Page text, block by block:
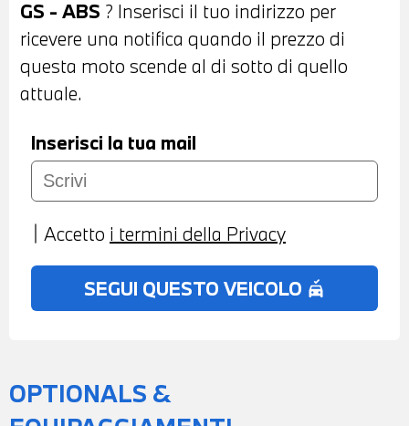
L'INTERO IMPORTO
GS - ABS ? Inserisci il tuo indirizzo per
ricevere una notifica quando il prezzo di
questa moto scende al di sotto di quello
attuale.
Inserisci la tua mail
Accetto i termini della Privacy
SEGUI QUESTO VEICOLO no_crash
OPTIONALS &